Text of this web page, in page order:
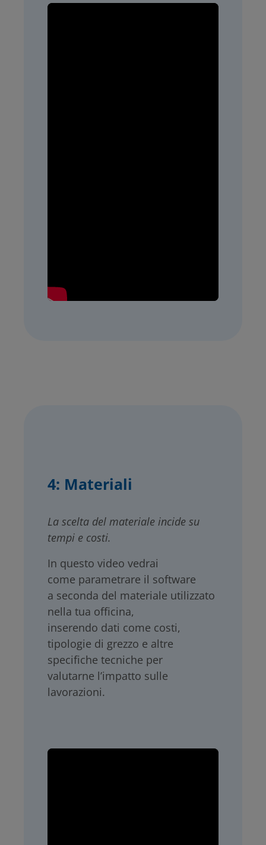
4: Materiali
La scelta del materiale incide su
tempi e costi.
In questo video vedrai
come parametrare il software
a seconda del materiale utilizzato
nella tua officina,
inserendo dati come costi,
tipologie di grezzo e altre
specifiche tecniche per
valutarne l’impatto sulle
lavorazioni.